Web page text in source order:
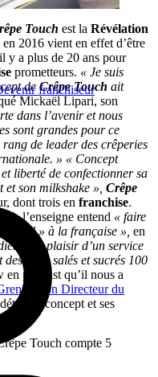
franchiseur
Touch est la Révélation
2016 vient en effet d’être
y a plus de 20 ans pour
prometteurs. « Je suis
deCrêpe Touch ait
Mickaël Lipari, son
dans l’avenir et nous
sont grandes pour ce
rang de leader des crêperies
» « Concept
liberté de confectionner sa
et son milkshake », Crêpe
dont trois en franchise.
l’enseigne entend « faire
» à la française », en
au plaisir d’un service
plats salés et sucrés 100
en podcast qu’il nous a
son Directeur du
ce concept et ses
Touch compte 5